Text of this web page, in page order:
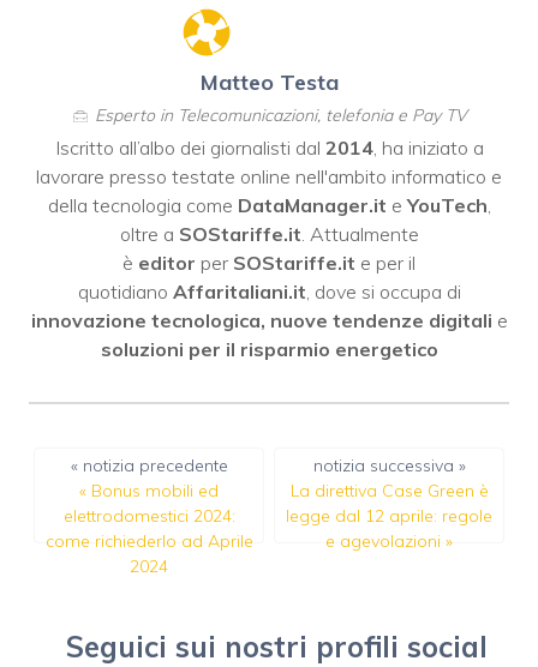
Matteo Testa
Esperto in Telecomunicazioni, telefonia e Pay TV
Iscritto all’albo dei giornalisti dal 2014, ha iniziato a
lavorare presso testate online nell'ambito informatico e
della tecnologia come DataManager.it eYouTech,
oltre a SOStariffe.it. Attualmente
è editor per SOStariffe.it e per il
quotidiano Affaritaliani.it, dove si occupa di
innovazione tecnologica, nuove tendenze digitali e
soluzioni per il risparmio energetico
« notizia precedente
« Bonus mobili ed
elettrodomestici 2024:
come richiederlo ad Aprile
2024
notizia successiva »
La direttiva Case Green è
legge dal 12 aprile: regole
e agevolazioni »
Seguici sui nostri profili social